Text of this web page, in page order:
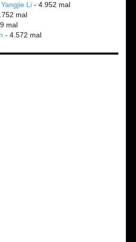
Li - 4.952 mal
mal
mal
- 4.572 mal